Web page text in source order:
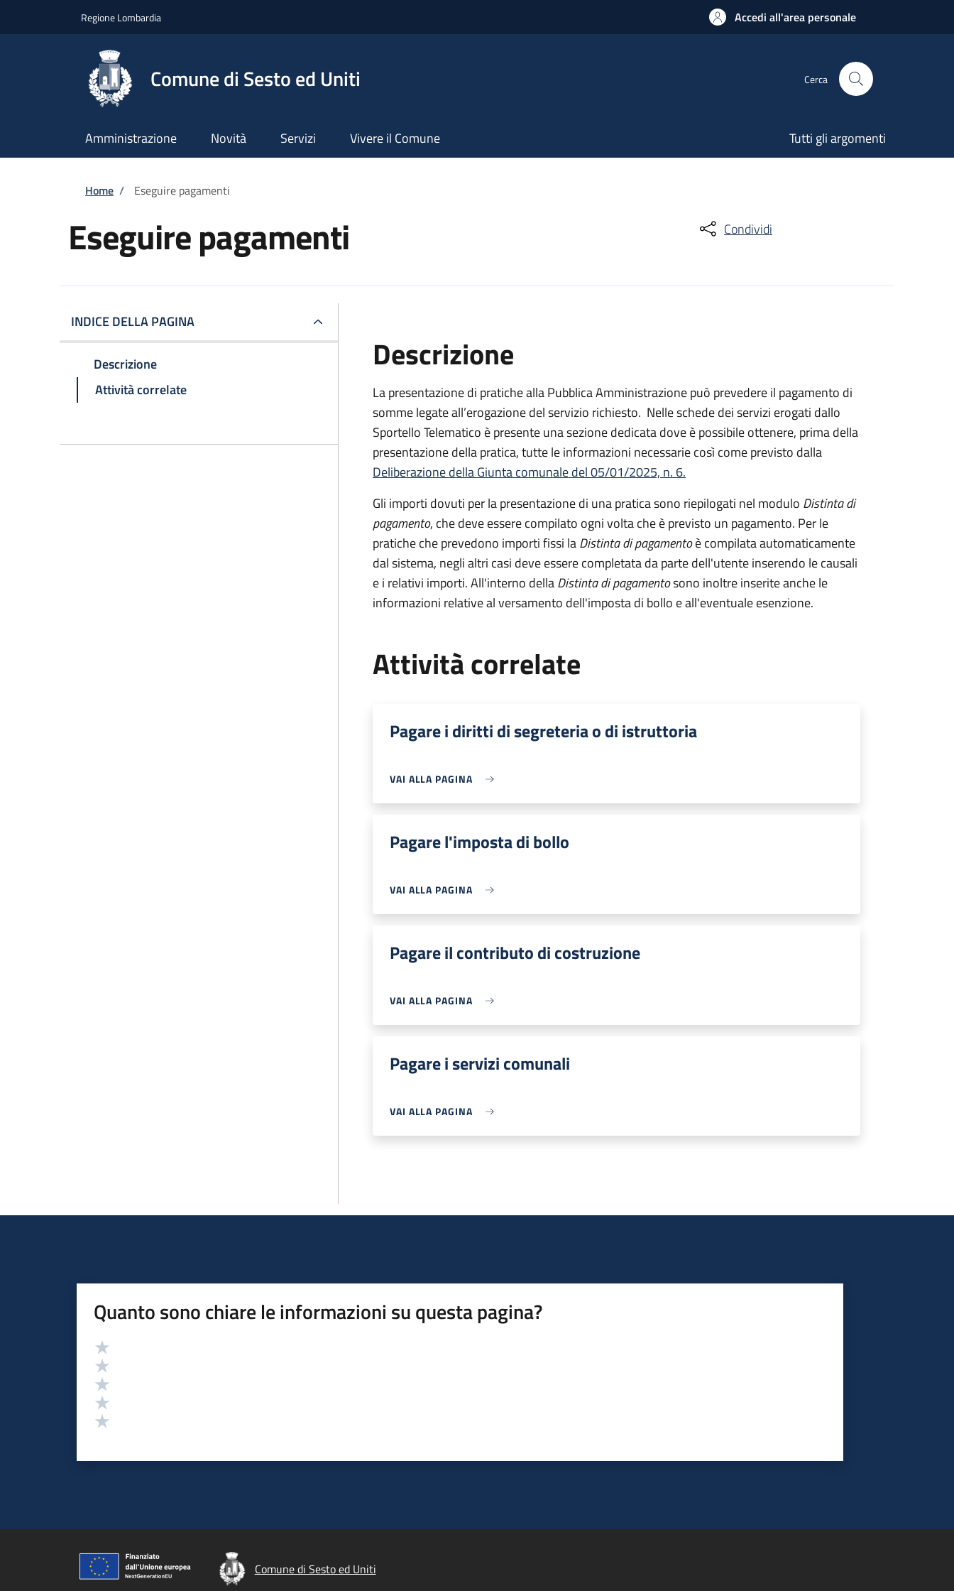
Regione Lombardia Accedi all'area personale
Comune di Sesto ed Uniti Cerca
Amministrazione Novità Servizi Vivere il Comune Tutti gli argomenti
Briciole di pane
Home / Eseguire pagamenti
Eseguire pagamenti Condividi
INDICE DELLA PAGINA
Descrizione
Attività correlate
Descrizione
La presentazione di pratiche alla Pubblica Amministrazione può prevedere il pagamento di
somme legate all’erogazione del servizio richiesto. Nelle schede dei servizi erogati dallo
Sportello Telematico è presente una sezione dedicata dove è possibile ottenere, prima della
presentazione della pratica, tutte le informazioni necessarie così come previsto dalla
Deliberazione della Giunta comunale del 05/01/2025, n. 6.
Gli importi dovuti per la presentazione di una pratica sono riepilogati nel modulo Distinta di
pagamento, che deve essere compilato ogni volta che è previsto un pagamento. Per le
pratiche che prevedono importi fissi laDistinta di pagamentoè compilata automaticamente
dal sistema, negli altri casi deve essere completata da parte dell'utente inserendo le causali
e i relativi importi.All'interno dellaDistinta di pagamentosono inoltre inserite anche le
informazioni relative al versamento dell'imposta di bollo e all'eventuale esenzione.
Attività correlate
Pagare i diritti di segreteria o di istruttoria
VAI ALLA PAGINA
Pagare l'imposta di bollo
VAI ALLA PAGINA
Pagare il contributo di costruzione
VAI ALLA PAGINA
Pagare i servizi comunali
VAI ALLA PAGINA
Quanto sono chiare le informazioni su questa pagina?
Valutazione
Comune di Sesto ed Uniti